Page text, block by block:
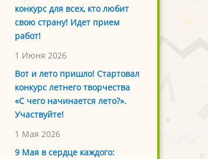
конкурс для всех, кто любит
свою страну! Идет прием
работ!
1 Июня 2026
Вот и лето пришло! Стартовал
конкурс летнего творчества
«С чего начинается лето?».
Участвуйте!
1 Мая 2026
9 Мая в сердце каждого: